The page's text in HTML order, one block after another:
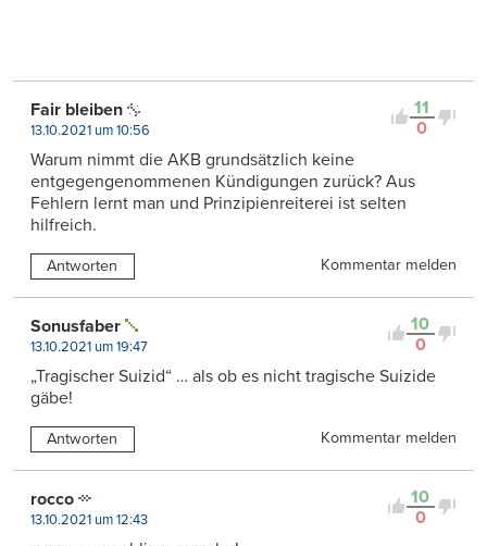
11
0
Fair bleiben
13.10.2021 um 10:56
Warum nimmt die AKB grundsätzlich keine
entgegengenommenen Kündigungen zurück? Aus
Fehlern lernt man und Prinzipienreiterei ist selten
hilfreich.
Antworten Kommentar melden
10
0
Sonusfaber
13.10.2021 um 19:47
„Tragischer Suizid“ … als ob es nicht tragische Suizide
gäbe!
Antworten Kommentar melden
10
0
rocco
13.10.2021 um 12:43